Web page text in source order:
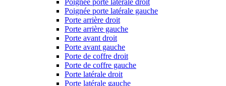
Poignée porte latérale droit
Poignée porte latérale gauche
Porte arrière droit
Porte arrière gauche
Porte avant droit
Porte avant gauche
Porte de coffre droit
Porte de coffre gauche
Porte latérale droit
Porte latérale gauche